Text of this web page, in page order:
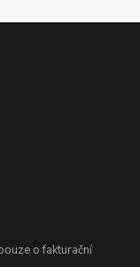
o fakturační